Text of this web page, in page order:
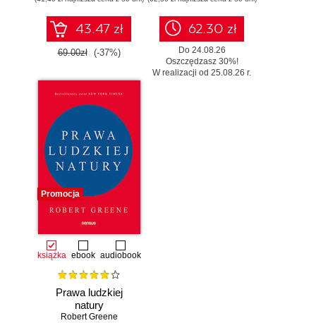
43.47 zł
69.00zł (-37%)
62.30 zł
Do 24.08.26
Oszczędzasz 30%!
W realizacji od 25.08.26 r.
Promocja
książka ebook audiobook
Prawa ludzkiej
natury
Robert Greene